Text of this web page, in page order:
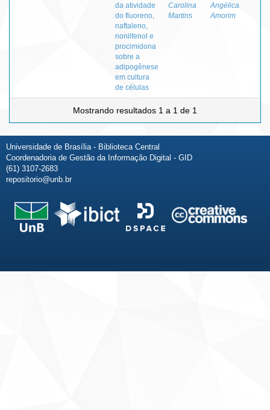
da atividade
do fluoreno,
naftaleno,
nonilfenol e
procimidona
sobre a
adipogênese
em cultura
de células
Carolina
Martins
Angélica
Amorim
Mostrando resultados 1 a 1 de 1
Universidade de Brasília - Biblioteca Central
Coordenadoria de Gestão da Informação Digital - GID
(61) 3107-2683
repositorio@unb.br